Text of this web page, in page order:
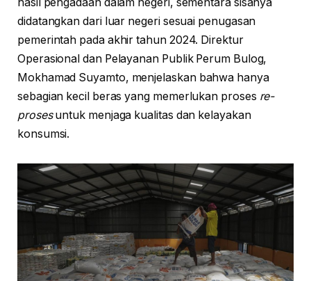
didatangkan dari luar negeri sesuai penugasan
pemerintah pada akhir tahun 2024. Direktur
Operasional dan Pelayanan Publik Perum Bulog,
Mokhamad Suyamto, menjelaskan bahwa hanya
sebagian kecil beras yang memerlukan proses re-
prosesuntuk menjaga kualitas dan kelayakan
konsumsi.